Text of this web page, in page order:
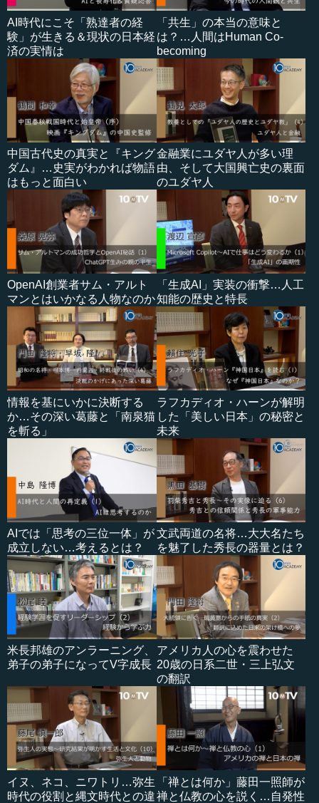
AI時代にこそ「熟達者の経
験」が生きる＆現状の日本経
済の実情は
「共生」の本当の意味と
は？…人間はHuman Co-
becoming
中国古代史の真実と『キング
ダム』…史実がわかれば物語
はもっと面白い
金融業にユダヤ人が多い理
由、そして大国興亡史の裏面
のユダヤ人
OpenAI創業者サム・アルト
マンとはいかなる人物なのか
「生成AI」実装の衝撃…人工
知能の歴史と特長
情報を基にいかに決断する
か…その深い葛藤と「南泉猫
を斬る」
ラフカディオ・ハーンが解明
した「美しい日本」の秘密と
未来
AIでは「思考の三位一体」が
成立しない…考えるとは？
文武両道の名将…大大名たち
を魅了した秀長の器量とは？
米長邦雄のアンラーニング、
弟子の弟子になってV字成長
アメリカ人の心を震わせた
20歳の日系二世・三上弘文
の翻訳
イヌ、ネコ、ニワトリ…弥生
時代の役割と縄文時代との違
「禅とは何か」藤田一照師が
禅と仏教の心を説く…自発性